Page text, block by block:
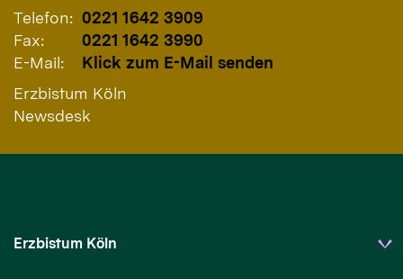
Telefon: 0221 1642 3909
Fax:
0221 1642 3990
E-Mail:
Klick zum E-Mail senden
Erzbistum Köln
Newsdesk
Erzbistum Köln